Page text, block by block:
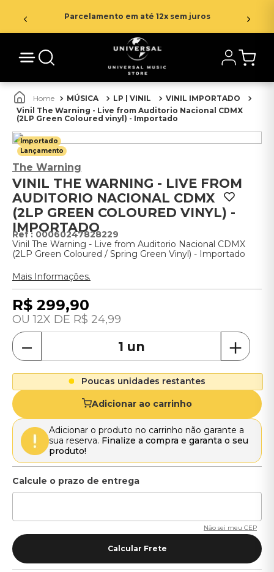
Parcelamento em até 12x sem juros
MÚSICA LP | VINIL
VINIL IMPORTADO
Vinil The Warning - Live from Auditorio Nacional CDMX
(2LP Green Coloured vinyl) - Importado
Importado
Lançamento
The Warning
VINIL THE WARNING - LIVE FROM
AUDITORIO NACIONAL CDMX
(2LP GREEN COLOURED VINYL) -
IMPORTADO
: 00060247828229
Vinil The Warning - Live from Auditorio Nacional CDMX
(2LP Green Coloured / Spring Green Vinyl) - Importado
Mais Informações.
R$ 299,90
12 R$ 24,99
＋
－
Poucas unidades restantes
Adicionar ao carrinho
Adicionar o produto no carrinho não garante a
sua reserva. Finalize a compra e garanta o seu
produto!
Não sei meu CEP